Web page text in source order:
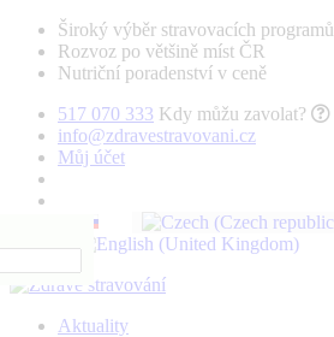
Široký výběr stravovacích programů
Rozvoz po většině míst ČR
Nutriční poradenství v ceně
517 070 333 Kdy můžu zavolat?
info@zdravestravovani.cz
Můj účet
Aktuality